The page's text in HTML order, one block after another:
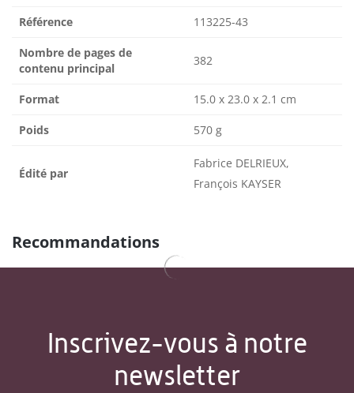
Référence 113225-43
Nombre de pages de
contenu principal
382
Format 15.0 x 23.0 x 2.1 cm
Poids 570 g
Édité par
Fabrice DELRIEUX,
François KAYSER
Recommandations
Inscrivez-vous à notre
newsletter